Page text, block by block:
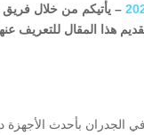
– يأتيكم من خلال فريق
هذا المقال للتعريف
بأحدث الأجهزة